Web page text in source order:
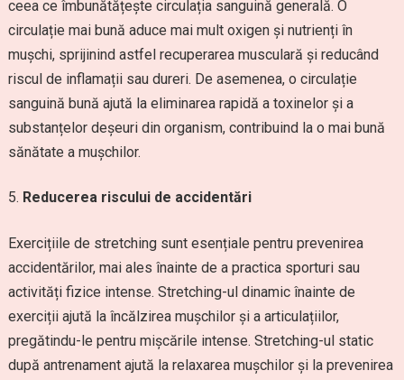
ceea ce îmbunătățește circulația sanguină generală. O
circulație mai bună aduce mai mult oxigen și nutrienți în
mușchi, sprijinind astfel recuperarea musculară și reducând
riscul de inflamații sau dureri. De asemenea, o circulație
sanguină bună ajută la eliminarea rapidă a toxinelor și a
substanțelor deșeuri din organism, contribuind la o mai bună
sănătate a mușchilor.
Reducerea riscului de accidentări
Exercițiile de stretching sunt esențiale pentru prevenirea
accidentărilor, mai ales înainte de a practica sporturi sau
activități fizice intense. Stretching-ul dinamic înainte de
exerciții ajută la încălzirea mușchilor și a articulațiilor,
pregătindu-le pentru mișcările intense. Stretching-ul static
după antrenament ajută la relaxarea mușchilor și la prevenirea